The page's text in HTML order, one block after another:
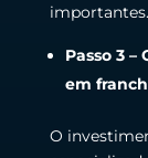
importantes.
Passo 3
em
O